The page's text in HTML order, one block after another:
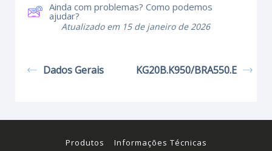
Ainda com problemas? Como podemos
ajudar?
Atualizado em 15 de janeiro de 2026
Dados Gerais KG20B.K950/BRA550.E
Produtos Informações Técnicas